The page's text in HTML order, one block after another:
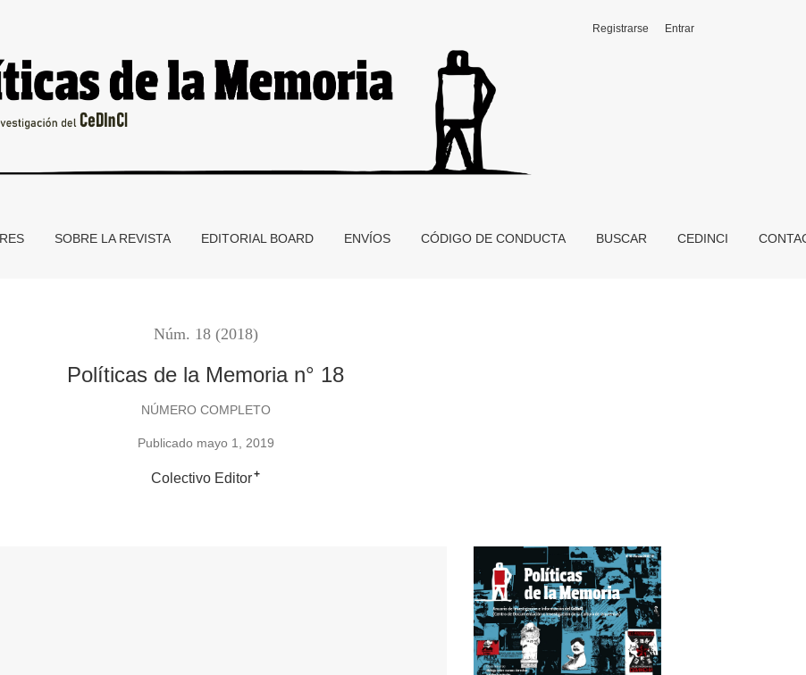
SOBRE LA REVISTA EDITORIAL BOARD ENVÍOS CÓDIGO DE CONDUCTA BUSCAR CEDINCI
Registrarse Entrar
Núm. 18 (2018)
Políticas de la Memoria n° 18
NÚMERO COMPLETO
Publicado mayo 1, 2019
Colectivo Editor+